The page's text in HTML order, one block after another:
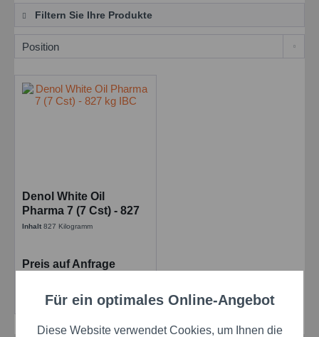
Filtern Sie Ihre Produkte
Denol White Oil
Pharma 7 (7 Cst) - 827
kg IBC
Inhalt827 Kilogramm
Preis auf Anfrage
Funktionale Aktiv
Für ein optimales Online-Angebot
Diese Website verwendet Cookies, um Ihnen die